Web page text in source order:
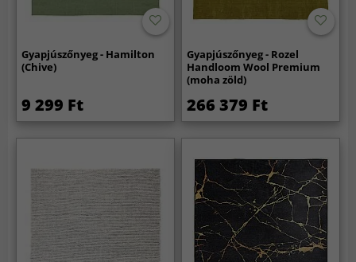
Gyapjúszőnyeg - Hamilton
(Chive)
9 299 Ft
Gyapjúszőnyeg - Rozel
Handloom Wool Premium
(moha zöld)
266 379 Ft